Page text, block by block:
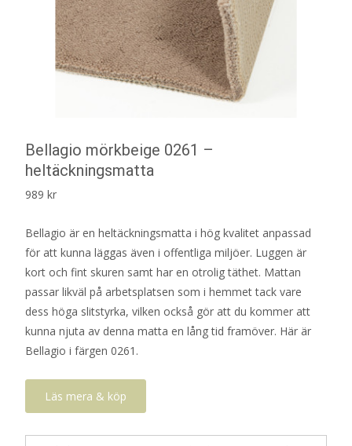
Bellagio mörkbeige 0261 –
heltäckningsmatta
989 kr
Bellagio är en heltäckningsmatta i hög kvalitet anpassad
för att kunna läggas även i offentliga miljöer. Luggen är
kort och fint skuren samt har en otrolig täthet. Mattan
passar likväl på arbetsplatsen som i hemmet tack vare
dess höga slitstyrka, vilken också gör att du kommer att
kunna njuta av denna matta en lång tid framöver. Här är
Bellagio i färgen 0261.
Läs mera & köp